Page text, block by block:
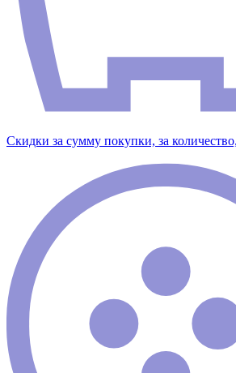
Скидки за сумму покупки, за